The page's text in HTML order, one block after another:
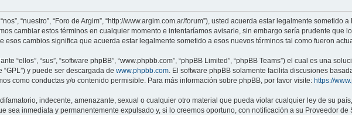
“nuestro”, “Foro de Argim”, “http://www.argim.com.ar/forum”), usted acuerda estar legalmente sometido
cambiar estos términos en cualquier momento e intentaríamos avisarle, sin embargo sería prudente que
esos cambios significa que acuerda estar legalmente sometido a esos nuevos términos tal como fueron
“ellos”, “sus”, “software phpBB”, “www.phpbb.com”, “phpBB Limited”, “phpBB Teams”) el cual es una
“GPL”) y puede ser descargada de www.phpbb.com . El software phpBB solamente facilita discusiones
como conductas y/o contenido permisible. Para más información sobre phpBB, por favor visite: https://
indecente, amenazante, sexual o cualquier otro material que pueda violar cualquier ley de su
sea inmediata y permanentemente expulsado y, si lo creemos oportuno, con notificación a su Proveedor de